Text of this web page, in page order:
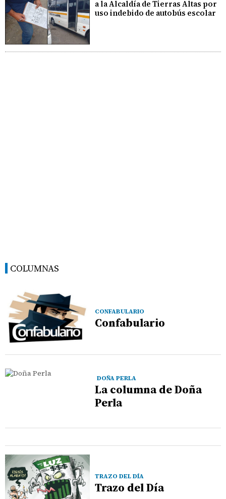
a la Alcaldía de Tierras Altas por
uso indebido de autobús escolar
COLUMNAS
CONFABULARIO
Confabulario
DOÑA PERLA
La columna de Doña
Perla
TRAZO DEL DÍA
Trazo del Día